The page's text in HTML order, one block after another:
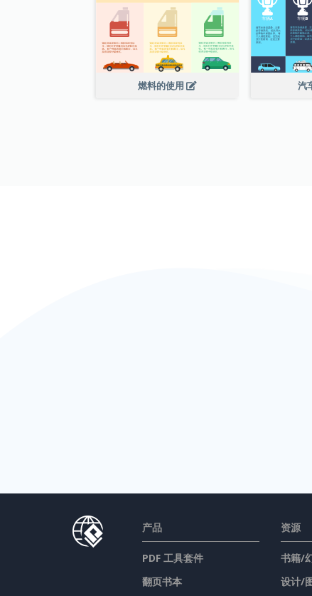
燃料的使用 汽
产品
PDF 工具套件
翻页书本
资源
书籍/
设计/